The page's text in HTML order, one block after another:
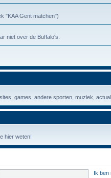
"KAA Gent matchen")
niet over de Buffalo's.
games, andere sporten, muziek,
hier weten!
Ik